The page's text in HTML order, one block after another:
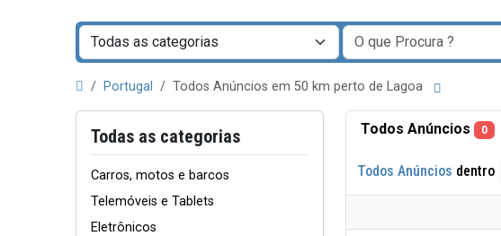
Portugal Todos Anúncios em 50 km perto de Lagoa
Todas as categorias
Carros, motos e barcos
Telemóveis e Tablets
Eletrônicos
Todos Anúncios 0
Todos Anúncios dentro